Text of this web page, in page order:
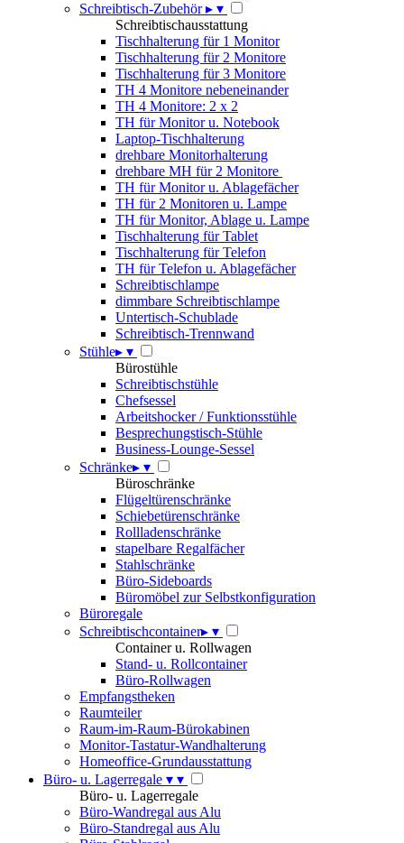
Schreibtisch-Zubehör▸ ▾
Schreibtischausstattung
Tischhalterung für 1 Monitor
Tischhalterung für 2 Monitore
Tischhalterung für 3 Monitore
TH 4 Monitore nebeneinander
TH 4 Monitore: 2 x 2
TH für Monitor u. Notebook
Laptop-Tischhalterung
drehbare Monitorhalterung
drehbare MH für 2 Monitore
TH für Monitor u. Ablagefächer
TH für 2 Monitoren u. Lampe
TH für Monitor, Ablage u. Lampe
Tischhalterung für Tablet
Tischhalterung für Telefon
TH für Telefon u. Ablagefächer
Schreibtischlampe
dimmbare Schreibtischlampe
Untertisch-Schublade
Schreibtisch-Trennwand
Stühle▸ ▾
Bürostühle
Schreibtischstühle
Chefsessel
Arbeitshocker / Funktionsstühle
Besprechungstisch-Stühle
Business-Lounge-Sessel
Schränke▸ ▾
Büroschränke
Flügeltürenschränke
Schiebetürenschränke
Rollladenschränke
stapelbare Regalfächer
Stahlschränke
Büro-Sideboards
Büromöbel zur Selbstkonfiguration
Büroregale
Schreibtischcontainer▸ ▾
Container u. Rollwagen
Stand- u. Rollcontainer
Büro-Rollwagen
Empfangstheken
Raumteiler
Raum-im-Raum-Bürokabinen
Monitor-Tastatur-Wandhalterung
Homeoffice-Grundausstattung
Büro- u. Lagerregale ▾ ▾
Büro- u. Lagerregale
Büro-Wandregal aus Alu
Büro-Standregal aus Alu